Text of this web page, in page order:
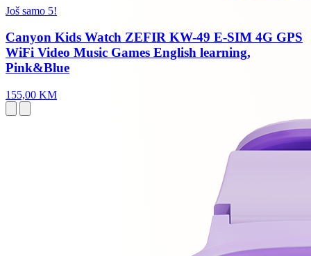
Još samo 5!
Canyon Kids Watch ZEFIR KW-49 E-SIM 4G GPS
WiFi Video Music Games English learning,
Pink&Blue
155,00 KM